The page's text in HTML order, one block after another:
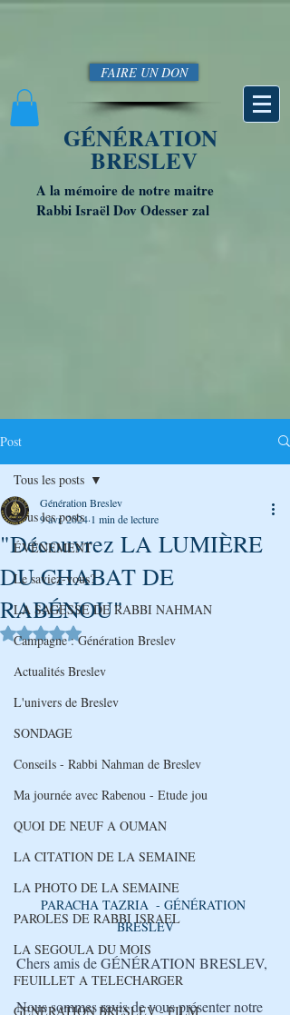
FAIRE UN DON
GÉNÉRATION
BRESLEV
A la mémoire de notre maitre
Rabbi Israël Dov Odesser zal
Post
Tous les posts
ÉVÉNEMENT
Le saviez-vous?
LA SAGESSE DE RABBI NAHMAN
Campagne : Génération Breslev
Actualités Breslev
L'univers de Breslev
SONDAGE
Conseils - Rabbi Nahman de Breslev
Ma journée avec Rabenou - Etude jou
QUOI DE NEUF A OUMAN
LA CITATION DE LA SEMAINE
LA PHOTO DE LA SEMAINE
PAROLES DE RABBI ISRAEL
LA SEGOULA DU MOIS
FEUILLET A TELECHARGER
GENERATION BRESLEV - FILM
Tous les posts
"Découvrez LA LUMIÈRE
DU CHABAT DE
RABÉNOU"
Génération Breslev
9 avr. 2024 1 min de lecture
Noté NaN étoiles sur 5.
PARACHA TAZRIA  - GÉNÉRATION
BRESLEV
Chers amis de GÉNÉRATION BRESLEV,
Nous sommes ravis de vous présenter notre